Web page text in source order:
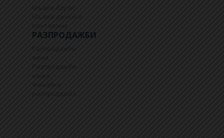
Мъжки блузи
Мъжки дънки и
панталони
РАЗПРОДАЖБИ
Разпродажби
жени
Разпродажби
мъже
Финална
разпродажба